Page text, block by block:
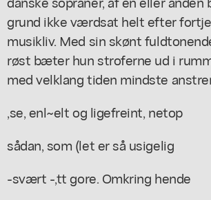
grund ikke værdsat helt efter
musikliv. Med sin skønt
røst bæter hun stroferne ud i
med velklang tiden mindste
,se, enl~elt og ligefreint, netop
sådan, som (let er så usigelig
-svært -,tt gore. Omkring hende